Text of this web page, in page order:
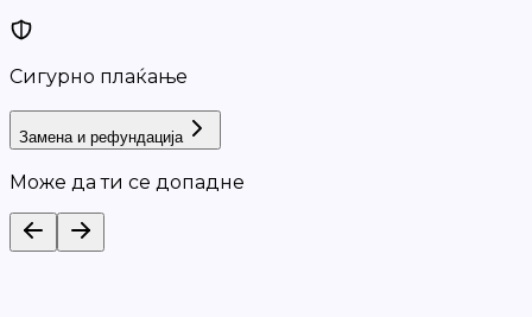
Сигурно плаќање
Замена и рефундација
Може да ти се допадне